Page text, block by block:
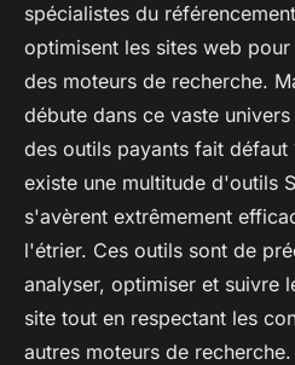
ouida•28 janvier 2024•2 min de
spécialistes du
optimisent les sites web
des moteurs de recherche.
débute dans ce vaste
des outils payants fait défaut
existe une multitude d'outils
s'avèrent extrêmement
l'étrier. Ces outils sont de
analyser, optimiser et suivre
site tout en respectant les
autres moteurs de recherche.